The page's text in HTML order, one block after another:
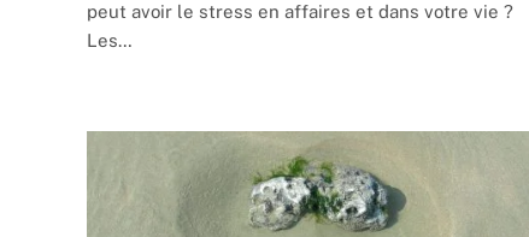
peut avoir le stress en affaires et dans votre vie ?
Les…